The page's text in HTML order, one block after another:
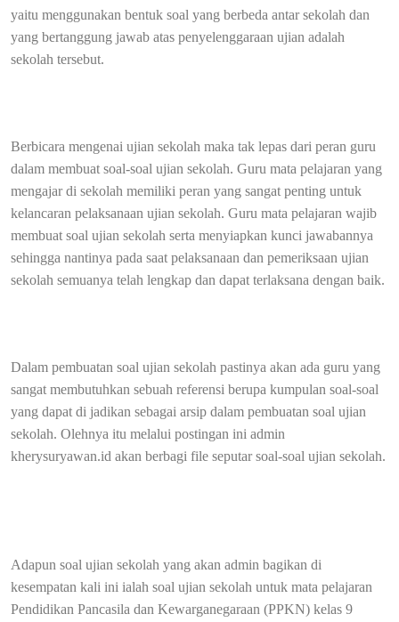
yaitu menggunakan bentuk soal yang berbeda antar sekolah dan
yang bertanggung jawab atas penyelenggaraan ujian adalah
sekolah tersebut.
Berbicara mengenai ujian sekolah maka tak lepas dari peran guru
dalam membuat soal-soal ujian sekolah. Guru mata pelajaran yang
mengajar di sekolah memiliki peran yang sangat penting untuk
kelancaran pelaksanaan ujian sekolah. Guru mata pelajaran wajib
membuat soal ujian sekolah serta menyiapkan kunci jawabannya
sehingga nantinya pada saat pelaksanaan dan pemeriksaan ujian
sekolah semuanya telah lengkap dan dapat terlaksana dengan baik.
Dalam pembuatan soal ujian sekolah pastinya akan ada guru yang
sangat membutuhkan sebuah referensi berupa kumpulan soal-soal
yang dapat di jadikan sebagai arsip dalam pembuatan soal ujian
sekolah. Olehnya itu melalui postingan ini admin
kherysuryawan.id akan berbagi file seputar soal-soal ujian sekolah.
Adapun soal ujian sekolah yang akan admin bagikan di
kesempatan kali ini ialah soal ujian sekolah untuk mata pelajaran
Pendidikan Pancasila dan Kewarganegaraan (PPKN) kelas 9